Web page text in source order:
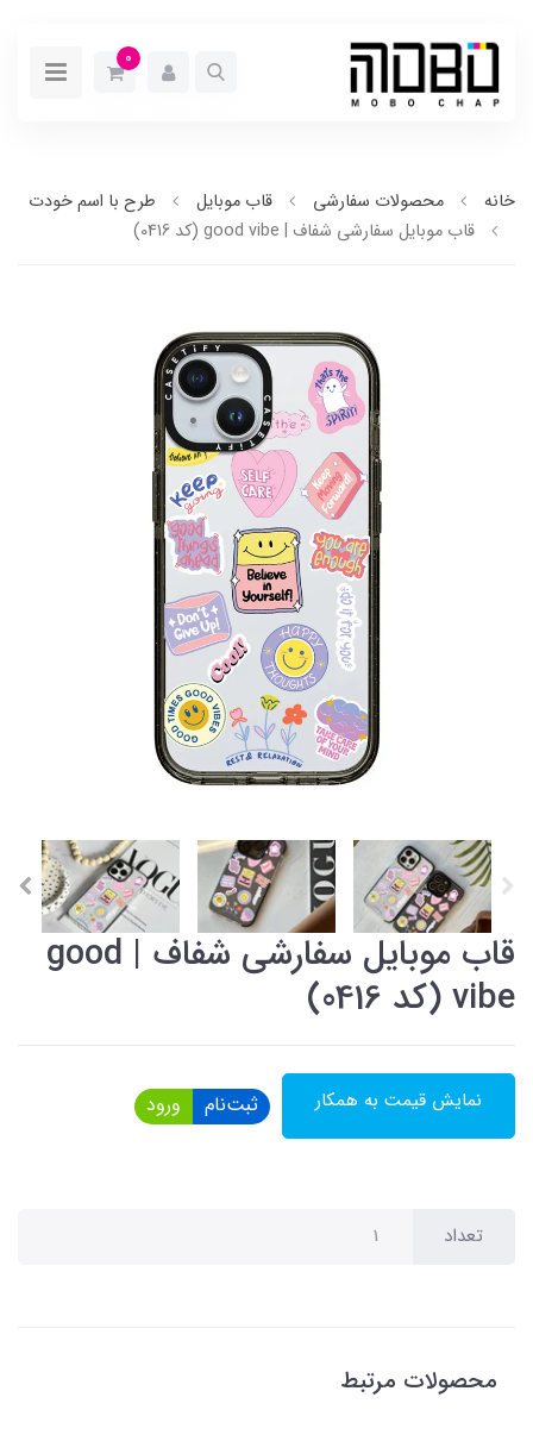
0
خانه محصولات سفارشی قاب موبایل
طرح با اسم خودت
قاب موبایل سفارشی شفاف | good vibe (کد 0416)
قاب موبایل سفارشی شفاف | good
vibe (کد 0416)
نمایش قیمت به همکار ثبت‌نام ورود
تعداد
محصولات مرتبط